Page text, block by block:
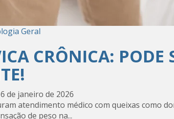
Geral
CRÔNICA: PODE
de janeiro de 2026
atendimento médico com queixas como
de peso na...